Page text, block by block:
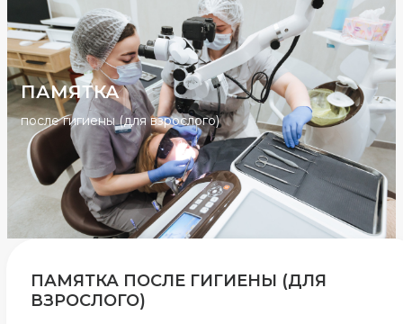
ПАМЯТКА
после гигиены (для взрослого)
ПАМЯТКА ПОСЛЕ ГИГИЕНЫ (ДЛЯ
ВЗРОСЛОГО)